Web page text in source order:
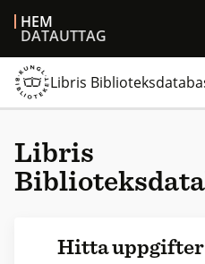
HEM
DATAUTTAG
Libris
Libris
Hitta